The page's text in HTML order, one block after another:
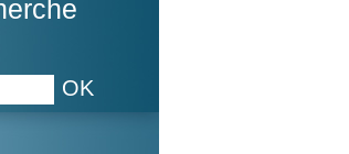
OK